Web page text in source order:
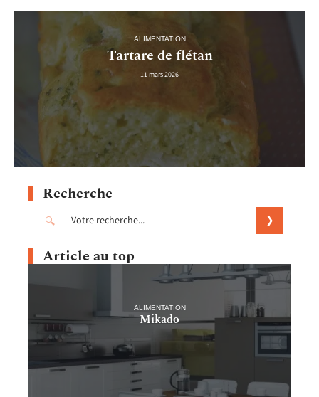
ALIMENTATION
Tartare de flétan
11 mars 2026
Recherche
Article au top
ALIMENTATION
Mikado